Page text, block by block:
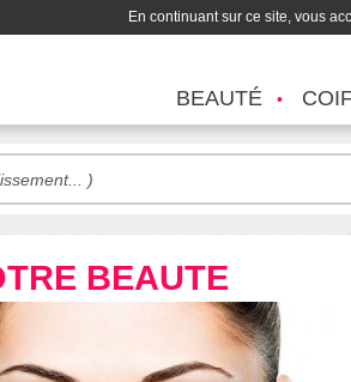
En continuant sur ce site, vous
BEAUTÉ
BEAUTE